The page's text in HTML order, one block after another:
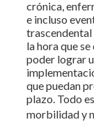
crónica,
e incluso
la hora que
poder lograr
que puedan
plazo. Todo
morbilidad y